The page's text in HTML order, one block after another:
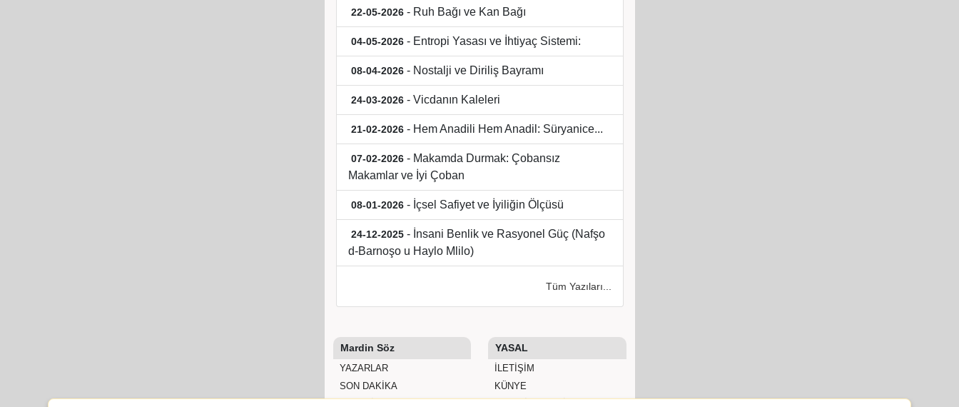
22-05-2026- Ruh Bağı ve Kan Bağı
04-05-2026- Entropi Yasası ve İhtiyaç Sistemi:
08-04-2026- Nostalji ve Diriliş Bayramı
24-03-2026- Vicdanın Kaleleri
21-02-2026- Hem Anadili Hem Anadil: Süryanice...
07-02-2026- Makamda Durmak: Çobansız
Makamlar ve İyi Çoban
08-01-2026- İçsel Safiyet ve İyiliğin Ölçüsü
24-12-2025- İnsani Benlik ve Rasyonel Güç (Nafşo
d-Barnoşo u Haylo Mlilo)
Tüm Yazıları...
Mardin Söz
YAZARLAR
SON DAKİKA
YASAL
İLETIŞIM
KÜNYE